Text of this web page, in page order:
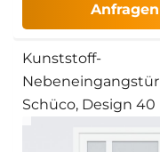
Anfragen
Kunststoff-
Nebeneingangstür
Schüco, Design 40